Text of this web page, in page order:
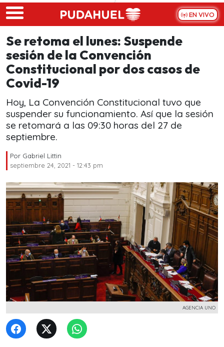
Skip to main content
EN VIVO
Se retoma el lunes: Suspende
sesión de la Convención
Constitucional por dos casos de
Covid-19
Hoy, La Convención Constitucional tuvo que
suspender su funcionamiento. Así que la sesión
se retomará a las 09:30 horas del 27 de
septiembre.
Por Gabriel Littin
septiembre 24, 2021 - 12:43 pm
AGENCIA UNO